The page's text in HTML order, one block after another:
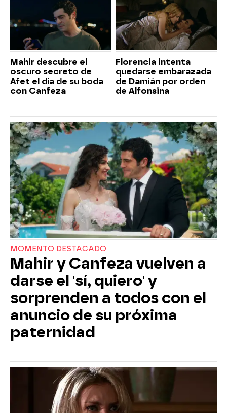
Mahir descubre el
oscuro secreto de
Afet el día de su boda
con Canfeza
Florencia intenta
quedarse embarazada
de Damián por orden
de Alfonsina
MOMENTO DESTACADO
Mahir y Canfeza vuelven a
darse el 'sí, quiero' y
sorprenden a todos con el
anuncio de su próxima
paternidad